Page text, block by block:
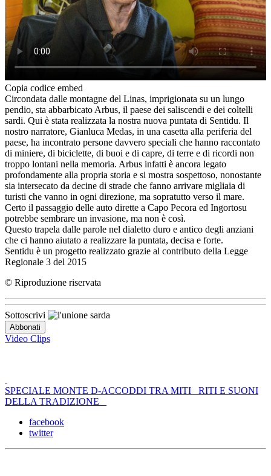
Copia codice embed
Circondata dalle montagne del Linas, imprigionata su un lungo
pendio, sta abbarbicato Arbus, il paese dei saliscendi e dei coltelli
sardi. Qui è stata realizzata la nostra nuova puntata di Sentidu. Il
nostro narratore, Gianluca Medas, in una casetta alla periferia del
paese, ha incontrato persone davvero speciali che hanno raccontato
di miniere, di biciclette, di buoi e di capre, di terre e di ricordi non
troppo lontani nella memoria. Arbus infatti è ancora legato
profondamente alla propria storia e si mostra sospettoso, nonostante
sia intersecato da decine di strade che fanno arrivare migliaia di
turisti che vanno in ogni direzione, ma sopratutto verso il mare.
Certo il passaggio delle auto dirette a Capo Pecora ed Ingortosu
potrebbe sembrare un invasione, ma non è così.
Questo trapela dalle parole nel dialetto duro e antico degli anziani
che ci hanno aiutato a realizzare la puntata, decisa e forte.
Sentidu è un progetto realizzato grazie al contributo della Legge
Regionale 3 del 2015
© Riproduzione riservata
Sottoscrivi
Video Clips
SPECIALE MONTE D-ACCODDI TRA MITI _RITI E SUONI
DELLA TRADIZIONE _
facebook
twitter